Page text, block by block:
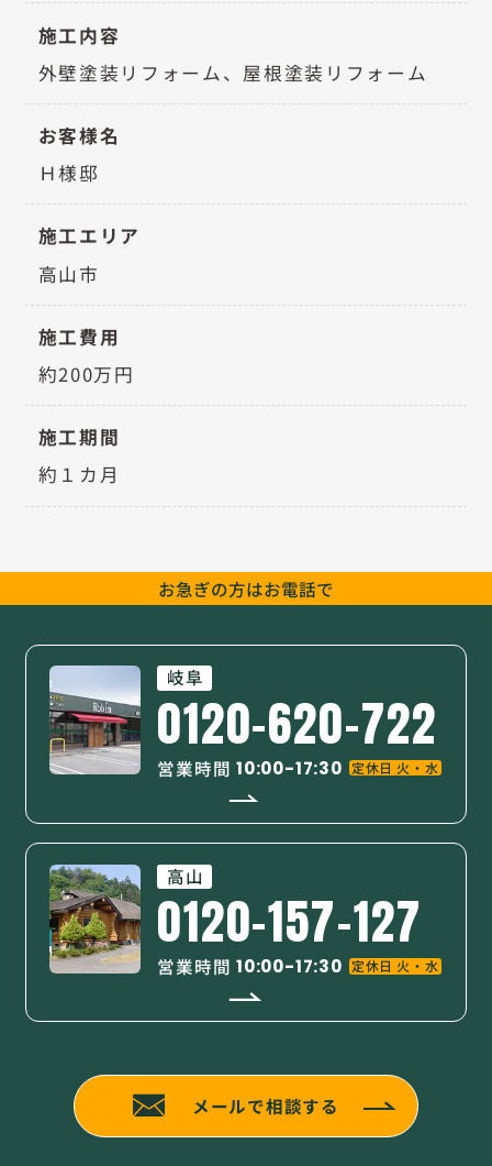
施工内容
外壁塗装リフォーム、屋根塗装リフォーム
お客様名
Ｈ様邸
施工エリア
高山市
施工費用
約200万円
施工期間
約１カ月
お急ぎの方はお電話で
岐阜
0120-620-722
営業時間 10:00-17:30 定休日 火・水
高山
0120-157-127
営業時間 10:00-17:30 定休日 火・水
メールで相談する